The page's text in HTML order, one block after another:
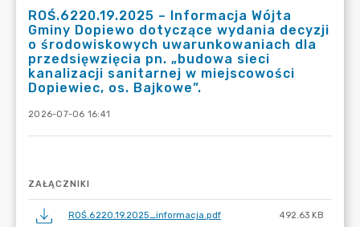
ROŚ.6220.19.2025 – Informacja Wójta
Gminy Dopiewo dotyczące wydania decyzji
o środowiskowych uwarunkowaniach dla
przedsięwzięcia pn. „budowa sieci
kanalizacji sanitarnej w miejscowości
Dopiewiec, os. Bajkowe”.
2026-07-06 16:41
ZAŁĄCZNIKI
ROŚ.6220.19.2025_informacja.pdf 492.63 KB